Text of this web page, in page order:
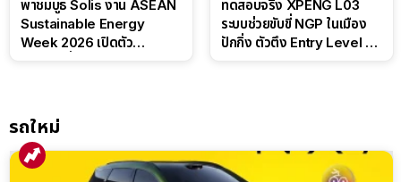
พาชมบูธ Solis งาน ASEAN
Sustainable Energy
Week 2026 เปิดตัว
ทดสอบจริง XPENG L03
ระบบช่วยขับขี่ NGP ในเมือง
ปักกิ่ง ตัวตึง Entry Level ที่
รถใหม่